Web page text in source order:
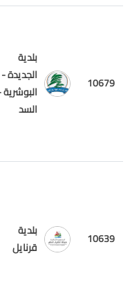
10679
بلدية
الجديدة -
البوشرية -
السد
10639
بلدية
قرنايل